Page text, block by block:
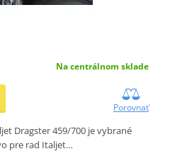
Na centrálnom sklade
Porovnať
Dragster 459/700 je vybrané
pre rad Italjet…